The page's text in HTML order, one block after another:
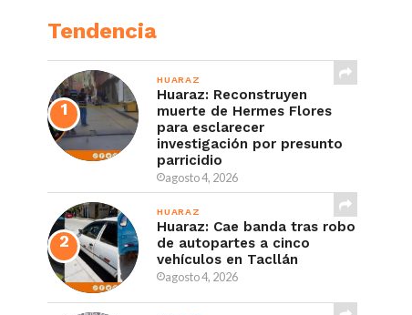
Tendencia
HUARAZ
Huaraz: Reconstruyen
muerte de Hermes Flores
para esclarecer
investigación por presunto
parricidio
agosto 4, 2026
HUARAZ
Huaraz: Cae banda tras robo
de autopartes a cinco
vehículos en Tacllán
agosto 4, 2026